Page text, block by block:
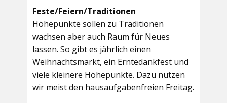
Feste/Feiern/Traditionen
Höhepunkte sollen zu Traditionen
wachsen aber auch Raum für Neues
lassen. So gibt es jährlich einen
Weihnachtsmarkt, ein Erntedankfest und
viele kleinere Höhepunkte. Dazu nutzen
wir meist den hausaufgabenfreien Freitag.